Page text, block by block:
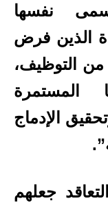
نفسها
الذين فرض
من التوظيف،
المستمرة
الإدماج
جعلهم